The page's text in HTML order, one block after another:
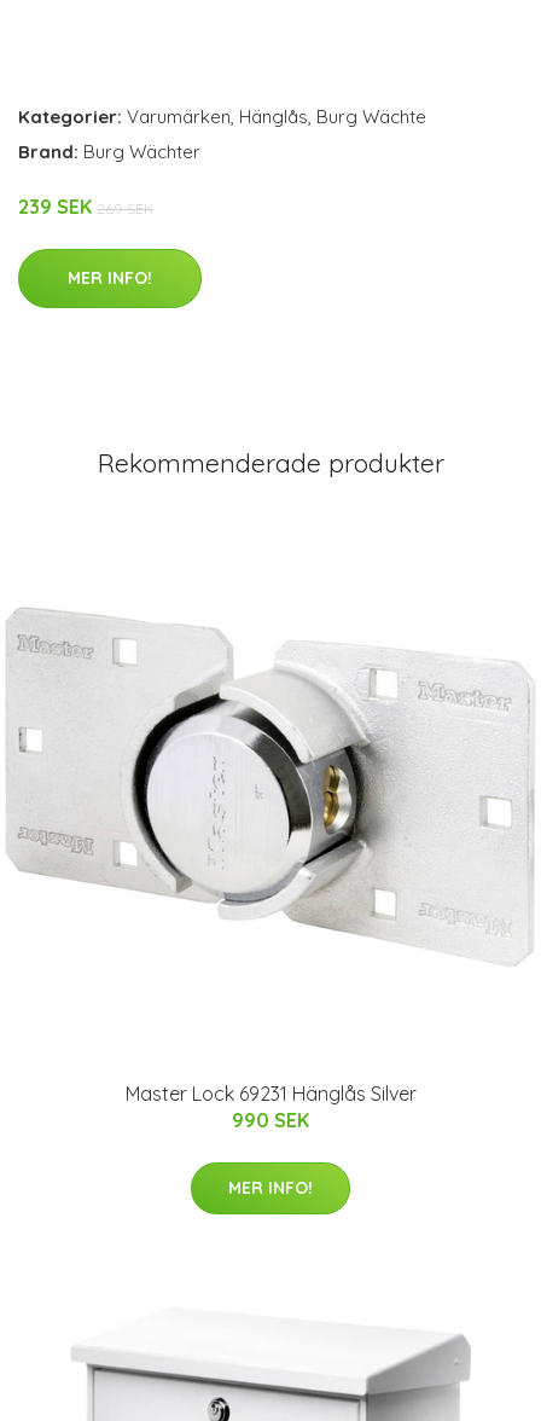
Kategorier: Varumärken, Hänglås, Burg Wächte
Brand: Burg Wächter
239 SEK 269 SEK
MER INFO!
Rekommenderade produkter
Master Lock 69231 Hänglås Silver
990 SEK
MER INFO!